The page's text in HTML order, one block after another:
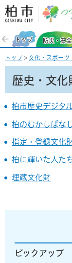
柏市 つづく
トップ 防災・安全
トップ > 文化・スポーツ
歴史・文化
柏市歴史デジタ
柏のむかしばな
指定・登録文化
柏に輝いた人た
埋蔵文化財
ピックアップ